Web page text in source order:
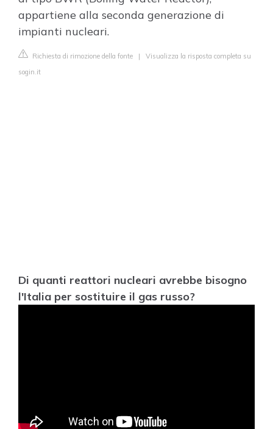
appartiene alla seconda generazione di
impianti nucleari.
Richiesta di rimozione della fonte | Visualizza la risposta completa su
sogin.it
Di quanti reattori nucleari avrebbe bisogno
l'Italia per sostituire il gas russo?